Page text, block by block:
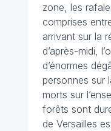
zone, les
comprises
arrivant sur la
d’après-midi,
d’énormes
personnes sur
morts sur
forêts sont
de Versailles